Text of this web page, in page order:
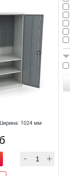
1024 мм